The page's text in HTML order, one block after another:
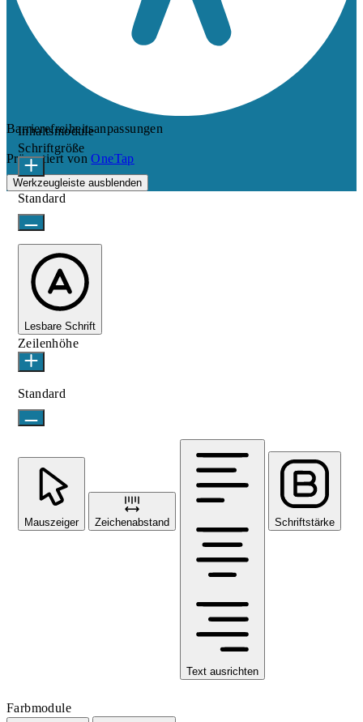
Barrierefreiheitsanpassungen
Präsentiert vonOneTap
Werkzeugleiste ausblenden
Inhaltsmodule
Schriftgröße
Standard
Lesbare Schrift
Zeilenhöhe
Standard
Mauszeiger Zeichenabstand
Text ausrichten
Schriftstärke
Farbmodule